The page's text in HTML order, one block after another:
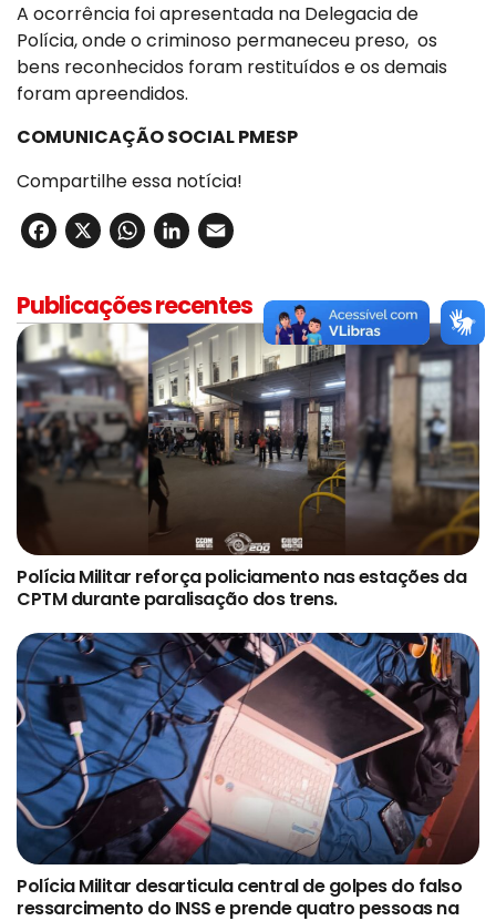
A ocorrência foi apresentada na Delegacia de
Polícia, onde o criminoso permaneceu preso, os
bens reconhecidos foram restituídos e os demais
foram apreendidos.
COMUNICAÇÃO SOCIAL PMESP
Compartilhe essa notícia!
Facebook
X WhatsApp
LinkedIn
Publicações recentes
Polícia Militar reforça policiamento nas estações da
CPTM durante paralisação dos trens.
Polícia Militar desarticula central de golpes do falso
ressarcimento do INSS e prende quatro pessoas na